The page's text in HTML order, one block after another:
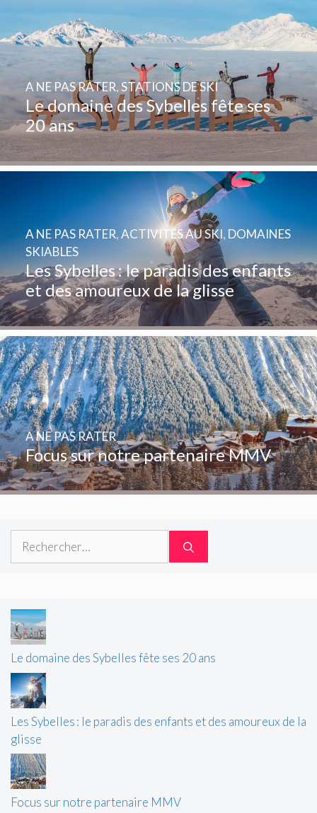
Le domaine des Sybelles fête ses
20 ans
A NE PAS RATER,STATIONS DE SKI
Les Sybelles : le paradis des enfants
et des amoureux de la glisse
A NE PAS RATER,ACTIVITÉS AU SKI, DOMAINES
SKIABLES
Focus sur notre partenaire MMV
A NE PAS RATER
Le domaine des Sybelles fête ses 20 ans
Les Sybelles : le paradis des enfants et des amoureux de la
glisse
Focus sur notre partenaire MMV